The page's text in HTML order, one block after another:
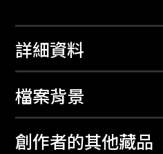
詳細資料
檔案背景
創作者的其他藏品